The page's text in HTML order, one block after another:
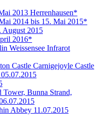
2013 Herrenhausen*
2014 bis 15. Mai 2015*
August 2015
2016*
Weissensee Infrarot
Castle Carnigejoyle Castle
Bunna Strand,
Abbey 11.07.2015